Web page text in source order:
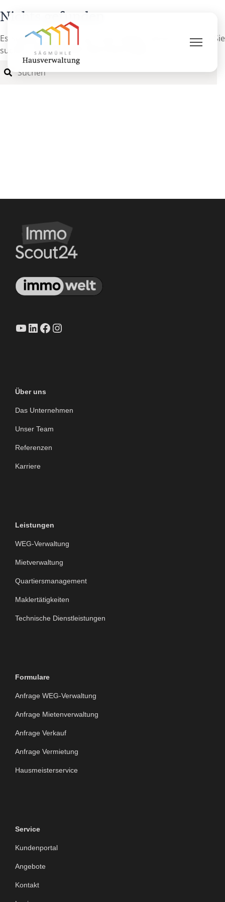
Nichts gefunden
Es scheint so, als ob wir nicht finden können, wonach Sie
suchen. Vielleicht kann die Suche helfen.
YouTube
LinkedIn
Facebook
Instagram
Über uns
Das Unternehmen
Unser Team
Referenzen
Karriere
Leistungen
WEG-Verwaltung
Mietverwaltung
Quartiersmanagement
Maklertätigkeiten
Technische Dienstleistungen
Formulare
Anfrage WEG-Verwaltung
Anfrage Mietenverwaltung
Anfrage Verkauf
Anfrage Vermietung
Hausmeisterservice
Service
Kundenportal
Angebote
Kontakt